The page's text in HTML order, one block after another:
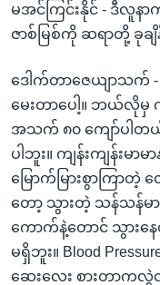
မအင်ကြင်းနိုင် - ဒီလူ
ဇာစ်မြစ်ကို ဆရာတို့ ခုခ
ဒေါက်တာဇေယျာသက်
မေးတာပေါ့။ ဘယ်လိုမှ
အသက် ၈၀ ကျော်ပါတ
ပါဘူး။ ကျန်းကျန်းမာ
မြောက်မြားစွာကြာတဲ့
တော့ သွားတဲ့ သန်သန်မ
ကောက်နဲ့တောင် သွားန
မရှိဘူး။ Blood
ဆေးလေး စားတာကလွဲ